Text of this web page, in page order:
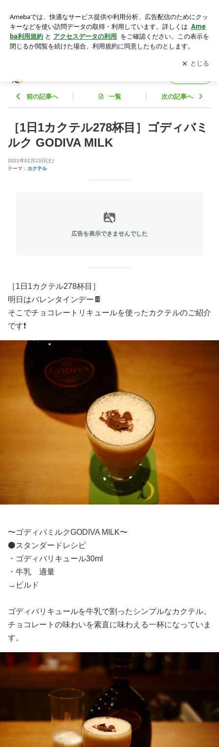
宮 Bar彩月庵～Barの彩時記～
アプリをダウンロードして ブログの更新通知
を受け取りまし
ょう。
開く
前の記事へ 一覧 次の記事へ
［1日1カクテル278杯目］ゴディバミ
ルク GODIVA MILK
2021年02月13日(土)
テーマ： カクテル
広告を表示できませんでした
［1日1カクテル278杯目］
明日はバレンタインデー🍫
そこでチョコレートリキュールを使ったカクテルのご紹介
です❗️
〜ゴディバミルクGODIVA MILK〜
⚫️スタンダードレシピ
・ゴディバリキュール30ml
・牛乳 適量
→ビルド
ゴディバリキュールを牛乳で割ったシンプルなカクテル。
チョコレートの味わいを素直に味わえる一杯になっていま
す。